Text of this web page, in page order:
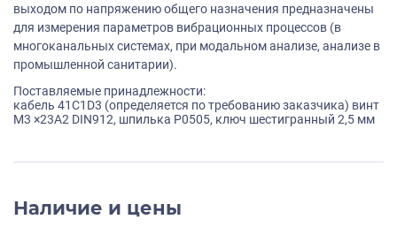
выходом по напряжению общего назначения предназначены
для измерения параметров вибрационных процессов (в
многоканальных системах, при модальном анализе, анализе в
промышленной санитарии).
Поставляемые принадлежности:
кабель 41С1D3 (определяется по требованию заказчика) винт
M3 ×23A2 DIN912, шпилька P0505, ключ шестигранный 2,5 мм
Наличие и цены